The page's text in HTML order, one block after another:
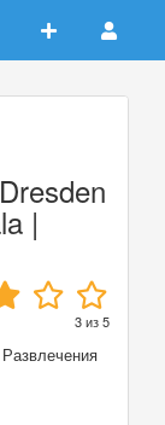
|
3из5